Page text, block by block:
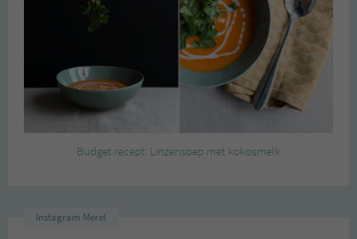
Budget recept: Linzensoep met kokosmelk
Instagram Merel